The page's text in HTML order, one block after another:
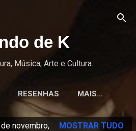
de K
Música, Arte e Cultura.
RESENHAS MAIS…
novembro,
MOSTRAR TUDO